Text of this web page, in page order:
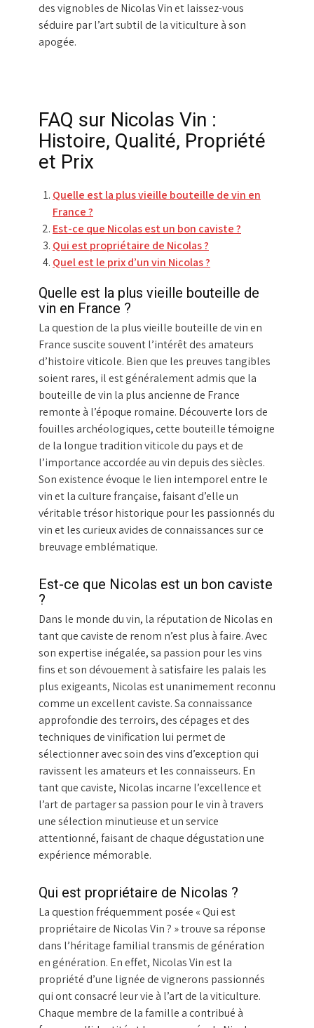
des vignobles de Nicolas Vin et laissez-vous
séduire par l’art subtil de la viticulture à son
apogée.
FAQ sur Nicolas Vin :
Histoire, Qualité, Propriété
et Prix
Quelle est la plus vieille bouteille de vin en
France ?
Est-ce que Nicolas est un bon caviste ?
Qui est propriétaire de Nicolas ?
Quel est le prix d’un vin Nicolas ?
Quelle est la plus vieille bouteille de
vin en France ?
La question de la plus vieille bouteille de vin en
France suscite souvent l’intérêt des amateurs
d’histoire viticole. Bien que les preuves tangibles
soient rares, il est généralement admis que la
bouteille de vin la plus ancienne de France
remonte à l’époque romaine. Découverte lors de
fouilles archéologiques, cette bouteille témoigne
de la longue tradition viticole du pays et de
l’importance accordée au vin depuis des siècles.
Son existence évoque le lien intemporel entre le
vin et la culture française, faisant d’elle un
véritable trésor historique pour les passionnés du
vin et les curieux avides de connaissances sur ce
breuvage emblématique.
Est-ce que Nicolas est un bon caviste
?
Dans le monde du vin, la réputation de Nicolas en
tant que caviste de renom n’est plus à faire. Avec
son expertise inégalée, sa passion pour les vins
fins et son dévouement à satisfaire les palais les
plus exigeants, Nicolas est unanimement reconnu
comme un excellent caviste. Sa connaissance
approfondie des terroirs, des cépages et des
techniques de vinification lui permet de
sélectionner avec soin des vins d’exception qui
ravissent les amateurs et les connaisseurs. En
tant que caviste, Nicolas incarne l’excellence et
l’art de partager sa passion pour le vin à travers
une sélection minutieuse et un service
attentionné, faisant de chaque dégustation une
expérience mémorable.
Qui est propriétaire de Nicolas ?
La question fréquemment posée « Qui est
propriétaire de Nicolas Vin ? » trouve sa réponse
dans l’héritage familial transmis de génération
en génération. En effet, Nicolas Vin est la
propriété d’une lignée de vignerons passionnés
qui ont consacré leur vie à l’art de la viticulture.
Chaque membre de la famille a contribué à